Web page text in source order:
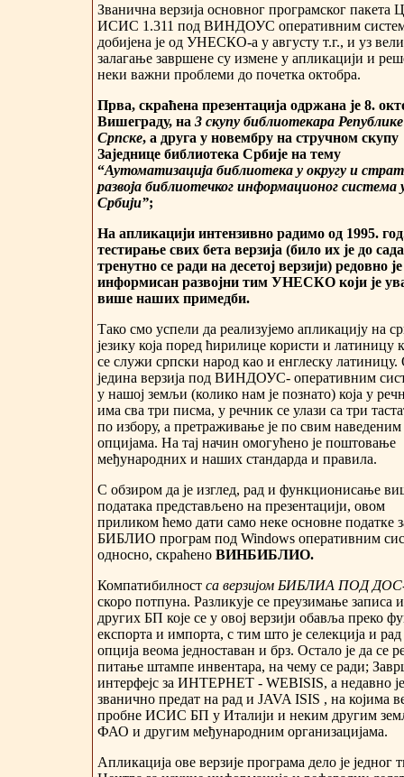
Званична верзија основног програмског пакета
ИСИС 1.311 под ВИНДОУС оперативним
добијена је од УНЕСКО-а у августу т.г., и уз
залагање завршене су измене у апликацији и
неки важни проблеми до почетка октобра.
Прва, скраћена презентација одржана је 8.
Вишеграду, на 3 скупу библиотекара Републике
Српске, а друга у новембру на стручном скупу
Заједнице библиотека Србије на тему
“Аутоматизација библиотека у округу и
развоја библиотечког информационог система
Србији”;
На апликацији интензивно радимо од 1995.
тестирање свих бета верзија (било их је до
тренутно се ради на десетој верзији) редовно је
информисан развојни тим УНЕСКО који је
више наших примедби.
Тако смо успели да реализујемо апликацију на
језику која поред ћирилице користи и латиницу
се служи српски народ као и енглеску латиницу.
једина верзија под ВИНДОУС- оперативним
у нашој земљи (колико нам је познато) која у
има сва три писма, у речник се улази са три
по избору, а претраживање је по свим наведеним
опцијама. На тај начин омогућено је поштовање
међународних и наших стандарда и правила.
С обзиром да је изглед, рад и функционисање
података представљено на презентацији, овом
приликом ћемо дати само неке основне податке
БИБЛИО програм под Windows оперативним
односно, скраћено ВИНБИБЛИО.
Компатибилност са верзијом БИБЛИА ПОД
скоро потпуна. Разликује се преузимање записа
других БП које се у овој верзији обавља преко
експорта и импорта, с тим што је селекција и
опција веома једноставан и брз. Остало је да се
питање штампе инвентара, на чему се ради;
интерфејс за ИНТЕРНЕТ - WEBISIS, а недавно је
званично предат на рад и JAVA ISIS , на којима
пробне ИСИС БП у Италији и неким другим
ФАО и другим међународним организацијама.
Апликација ове верзије програма дело је једног